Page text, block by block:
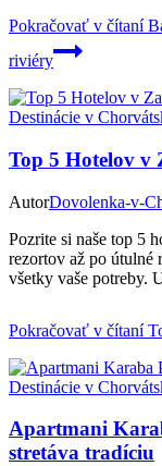
Pokračovať v čítaní
riviéry
Destinácie v
Top 5 Hotelov v
AutorDovolenka-v-
Pozrite si naše top 5
rezortov až po útulné
všetky vaše potreby.
Pokračovať v čítaní
Destinácie v
Apartmani
stretáva tradíciu